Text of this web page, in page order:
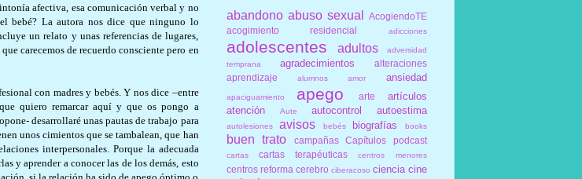
afectiva, esa comunicación verbal y no
bebé? La autora nos dice que ninguno lo
un relato y unas referencias de lugares,
carecemos de recuerdo consciente pero en
con madres y bebés. Y nos dice –entre
quiero remarcar aquí y que os pongo a
desarrollaré unas pautas de trabajo para
unos cimientos que se tambalean, que han
interpersonales. Porque la adecuada
y aprender a conocer las de los demás, esto
abandono abuso sexual
AcogiendoTE
acogimiento residencial
adicciones
adolescentes adultos
adversidad
temprana
agradecimientos
alteraciones
aprendizaje
alumnos amor ansiedad
apaciguamiento apego arte
artículos
atención
Aute autocontrol autoestima
autolesiones avisos bebés biografías books
buen trato campañas Capítulos podcast
cartas cartas terapéuticas centros menores
centros reforma cerebro ciberacoso ciencia cine